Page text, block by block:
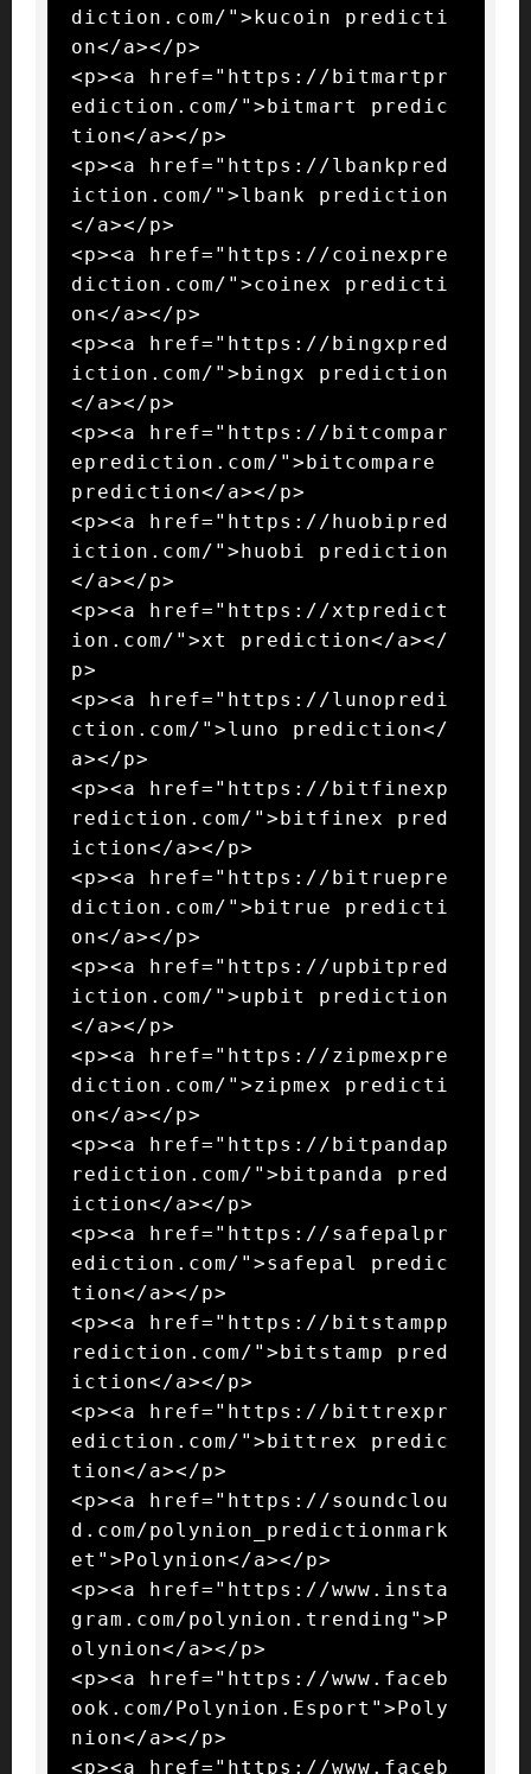
diction.com/">kucoin predicti
on</a></p>
<p><a href="https://bitmartpr
ediction.com/">bitmart predic
tion</a></p>
<p><a href="https://lbankpred
iction.com/">lbank prediction
</a></p>
<p><a href="https://coinexpre
diction.com/">coinex predicti
on</a></p>
<p><a href="https://bingxpred
iction.com/">bingx prediction
</a></p>
<p><a href="https://bitcompar
eprediction.com/">bitcompare
prediction</a></p>
<p><a href="https://huobipred
iction.com/">huobi prediction
</a></p>
<p><a href="https://xtpredict
ion.com/">xt prediction</a></
p>
<p><a href="https://lunopredi
ction.com/">luno prediction</
a></p>
<p><a href="https://bitfinexp
rediction.com/">bitfinex pred
iction</a></p>
<p><a href="https://bitruepre
diction.com/">bitrue predicti
on</a></p>
<p><a href="https://upbitpred
iction.com/">upbit prediction
</a></p>
<p><a href="https://zipmexpre
diction.com/">zipmex predicti
on</a></p>
<p><a href="https://bitpandap
rediction.com/">bitpanda pred
iction</a></p>
<p><a href="https://safepalpr
ediction.com/">safepal predic
tion</a></p>
<p><a href="https://bitstampp
rediction.com/">bitstamp pred
iction</a></p>
<p><a href="https://bittrexpr
ediction.com/">bittrex predic
tion</a></p>
<p><a href="https://soundclou
d.com/polynion_predictionmark
et">Polynion</a></p>
<p><a href="https://www.insta
gram.com/polynion.trending">P
olynion</a></p>
<p><a href="https://www.faceb
ook.com/Polynion.Esport">Poly
nion</a></p>
<p><a href="https://www.faceb